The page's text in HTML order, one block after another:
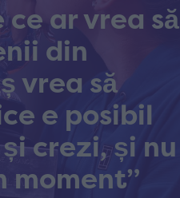
ce ar vrea să
din
vrea să
e posibil
crezi, și nu
moment”